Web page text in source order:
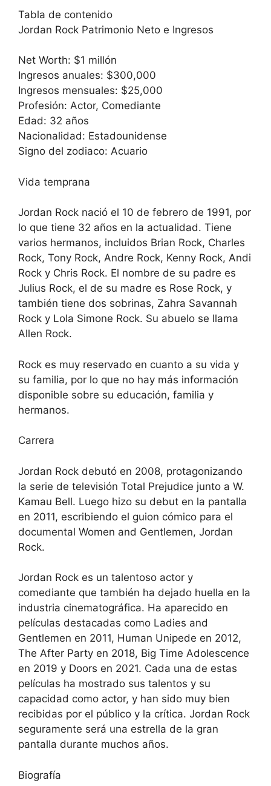
Tabla de contenido
Jordan Rock Patrimonio Neto e Ingresos
Net Worth: $1 millón
Ingresos anuales: $300,000
Ingresos mensuales: $25,000
Profesión: Actor, Comediante
Edad: 32 años
Nacionalidad: Estadounidense
Signo del zodiaco: Acuario
Vida temprana
Jordan Rock nació el 10 de febrero de 1991, por
lo que tiene 32 años en la actualidad. Tiene
varios hermanos, incluidos Brian Rock, Charles
Rock, Tony Rock, Andre Rock, Kenny Rock, Andi
Rock y Chris Rock. El nombre de su padre es
Julius Rock, el de su madre es Rose Rock, y
también tiene dos sobrinas, Zahra Savannah
Rock y Lola Simone Rock. Su abuelo se llama
Allen Rock.
Rock es muy reservado en cuanto a su vida y
su familia, por lo que no hay más información
disponible sobre su educación, familia y
hermanos.
Carrera
Jordan Rock debutó en 2008, protagonizando
la serie de televisión Total Prejudice junto a W.
Kamau Bell. Luego hizo su debut en la pantalla
en 2011, escribiendo el guion cómico para el
documental Women and Gentlemen, Jordan
Rock.
Jordan Rock es un talentoso actor y
comediante que también ha dejado huella en la
industria cinematográfica. Ha aparecido en
películas destacadas como Ladies and
Gentlemen en 2011, Human Unipede en 2012,
The After Party en 2018, Big Time Adolescence
en 2019 y Doors en 2021. Cada una de estas
películas ha mostrado sus talentos y su
capacidad como actor, y han sido muy bien
recibidas por el público y la crítica. Jordan Rock
seguramente será una estrella de la gran
pantalla durante muchos años.
Biografía